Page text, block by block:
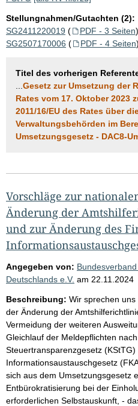
Stellungnahmen/Gutachten (2):
SG2411220019 ( PDF - 3 Seiten)
SG2507170006 ( PDF - 4 Seiten)
Titel des vorherigen
Gesetz zur Umsetzung der
Rates vom 17. Oktober 2023
2011/16/EU des Rates über
Verwaltungsbehörden im
Umsetzungsgesetz - DAC8-
Vorschläge zur
Änderung der
und zur Änderung des
Angegeben von:
Deutschlands e.V. am 22.11.2024
Beschreibung: Wir sprechen
der Änderung der
Vermeidung der weiteren
Gleichlauf der Meldepflichten
Steuertransparenzgesetz
Informationsaustauschgesetz
sich aus dem Umsetzungsgesetz
Entbürokratisierung bei der
erforderlichen Selbstauskunft, -